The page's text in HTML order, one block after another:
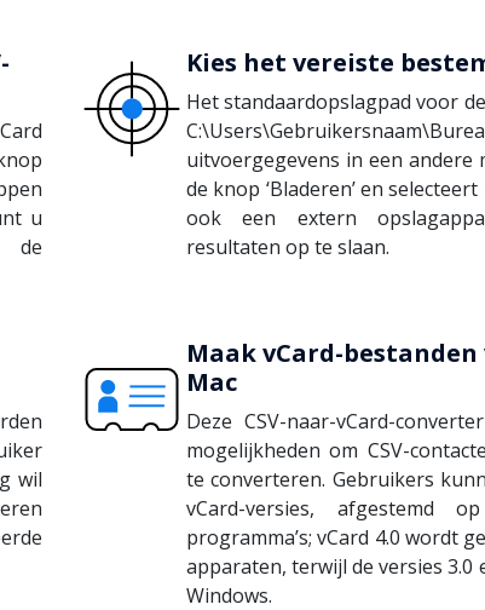
u
de
Kies het vereiste
Het standaardopslagpad voor
uitvoergegevens in een
de knop ‘Bladeren’ en
ook een extern
resultaten op te slaan.
wil
Maak vCard-
Mac
Deze CSV-naar-vCard-
mogelijkheden om CSV-
te converteren. Gebruikers
vCard-versies, afgestemd
programma’s; vCard 4.0 wordt
apparaten, terwijl de versies 3.0
Windows.